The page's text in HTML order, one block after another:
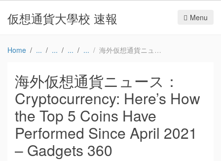
仮想通貨大學校 速報 Menu
Home 海外仮想通貨ニュース：Cryptocurrency: Here’s How the Top 5 Coins Have Performed Since April 2021 – Gadgets 360
海外仮想通貨ニュース：
Cryptocurrency: Here’s How
the Top 5 Coins Have
Performed Since April 2021
– Gadgets 360